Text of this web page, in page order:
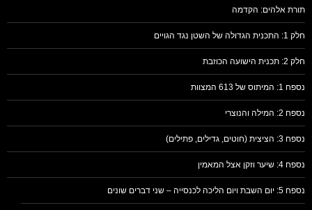
תורת אלהים: הקדמה
חלק 1: התכנית הגדולה של השטן נגד הגויים
חלק 2: תכנית הישועה הכוזבת
נספח 1: המיתוס של 613 המצוות
נספח 2: המילה והנוצרי
נספח 3: הציצית (חוטים, גדילים, פתילים)
נספח 4: שיער וזקן אצל המאמין
נספח 5: יום השבת ויום הליכה לכנסייה – שני דברים שונים